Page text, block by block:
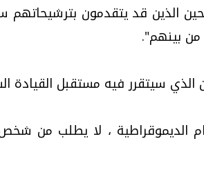
الذين قد يتقدمون
بينهم".
سيتقرر فيه مستقبل القيادة
الديموقراطية ، لا يطلب من